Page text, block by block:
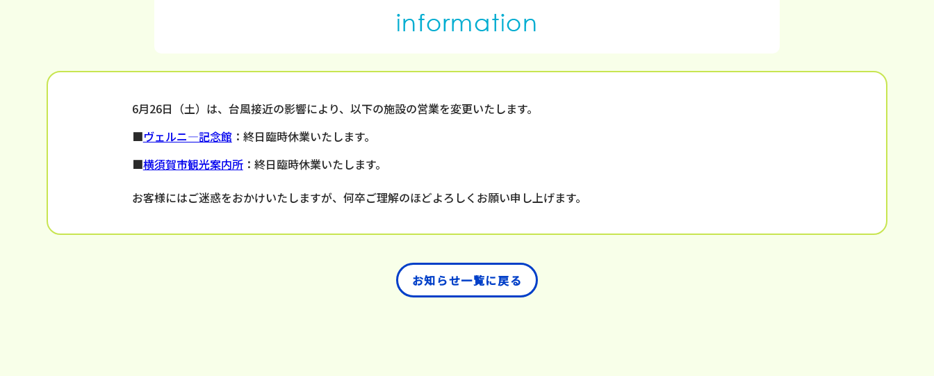
6月26日（土）は、台風接近の影響により、以下の施設の営業を変更いたします。
■ヴェルニ―記念館 ：終日臨時休業いたします。
■横須賀市観光案内所：終日臨時休業いたします。
お客様にはご迷惑をおかけいたしますが、何卒ご理解のほどよろしくお願い申し上げます。
お知らせ一覧に戻る